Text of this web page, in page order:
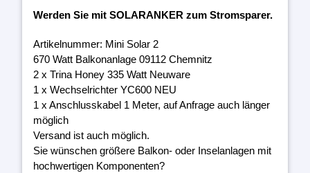
Werden Sie mit SOLARANKER zum Stromsparer.
Artikelnummer: Mini Solar 2
670 Watt Balkonanlage 09112 Chemnitz
2 x Trina Honey 335 Watt Neuware
1 x Wechselrichter YC600 NEU
1 x Anschlusskabel 1 Meter, auf Anfrage auch länger
möglich
Versand ist auch möglich.
Sie wünschen größere Balkon- oder Inselanlagen mit
hochwertigen Komponenten?